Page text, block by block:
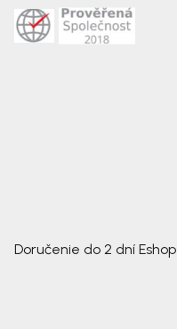
Doručenie do 2 dní Eshop